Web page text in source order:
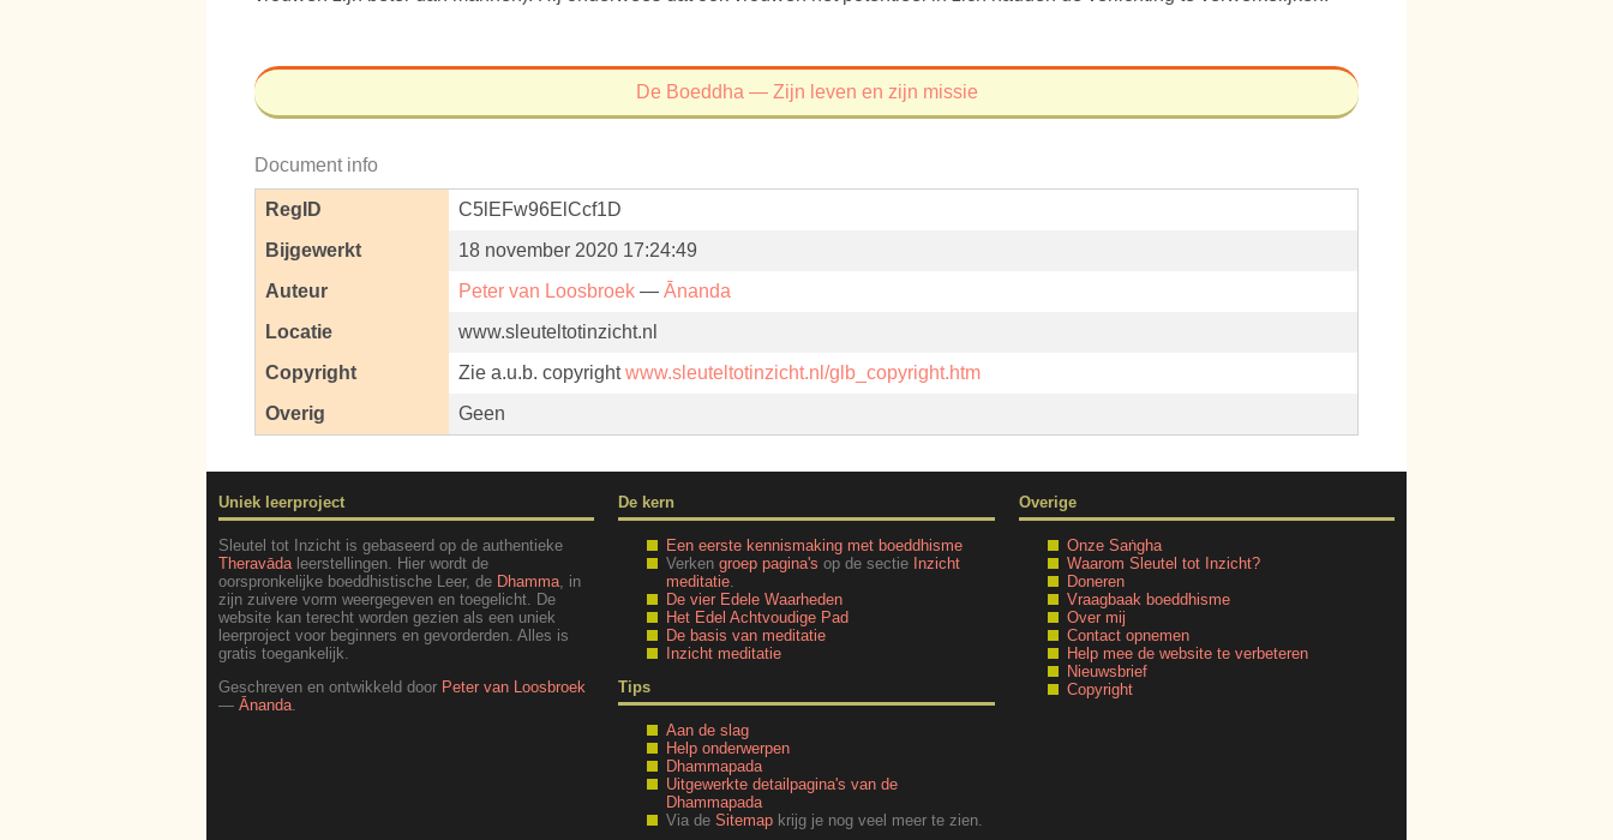
De Boeddha — Zijn leven en zijn missie
Document info
RegID
C5lEFw96ElCcf1D
Bijgewerkt
18 november 2020 17:24:49
Auteur
Peter van Loosbroek — Ānanda
Locatie
www.sleuteltotinzicht.nl
Copyright
Zie a.u.b. copyrightwww.sleuteltotinzicht.nl/glb_copyright.htm
Overig
Geen
Uniek leerproject
Sleutel tot Inzicht is gebaseerd op de authentieke
Theravāda leerstellingen. Hier wordt de
oorspronkelijke boeddhistische Leer, de Dhamma , in
zijn zuivere vorm weergegeven en toegelicht. De
website kan terecht worden gezien als een uniek
leerproject voor beginners en gevorderden. Alles is
gratis toegankelijk.
Geschreven en ontwikkeld door Peter van Loosbroek
— Ānanda
De kern
Een eerste kennismaking met boeddhisme
Verkengroep pagina's op de sectie Inzicht
meditatie
De vier Edele Waarheden
Het Edel Achtvoudige Pad
De basis van meditatie
Inzicht meditatie
Tips
Aan de slag
Help onderwerpen
Dhammapada
Uitgewerkte detailpagina's van de
Dhammapada
Via deSitemap krijg je nog veel meer te zien.
Overige
Onze Saṅgha
Waarom Sleutel tot Inzicht?
Doneren
Vraagbaak boeddhisme
Over mij
Contact opnemen
Help mee de website te verbeteren
Nieuwsbrief
Copyright